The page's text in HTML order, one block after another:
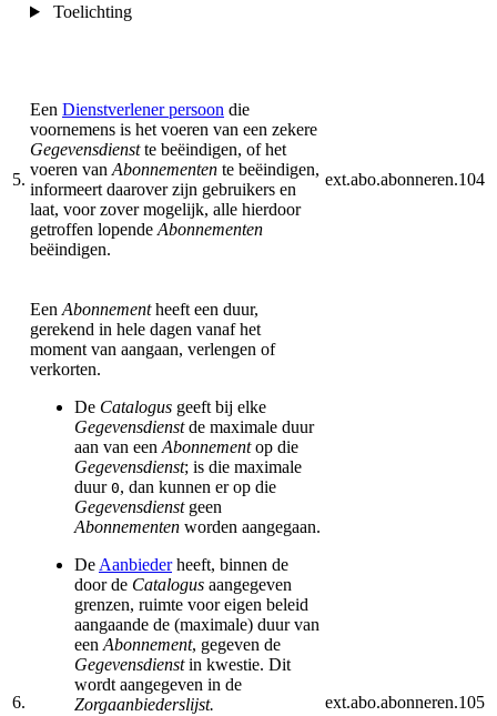
Toelichting
5.
Een Dienstverlener persoon die
voornemens is het voeren van een zekere
Gegevensdienstte beëindigen, of het
voeren van Abonnementen te beëindigen,
informeert daarover zijn gebruikers en
laat, voor zover mogelijk, alle hierdoor
getroffen lopende Abonnementen
beëindigen.
ext.abo.abonneren.104
6.
Een Abonnementheeft een duur,
gerekend in hele dagen vanaf het
moment van aangaan, verlengen of
verkorten.
De Catalogus geeft bij elke
Gegevensdienstde maximale duur
aan van een Abonnementop die
Gegevensdienst; is die maximale
duur 0, dan kunnen er op die
Gegevensdienstgeen
Abonnementen worden aangegaan.
De Aanbiederheeft, binnen de
door de Catalogus aangegeven
grenzen, ruimte voor eigen beleid
aangaande de (maximale) duur van
een Abonnement, gegeven de
Gegevensdienstin kwestie. Dit
wordt aangegeven in de
Zorgaanbiederslijst.
ext.abo.abonneren.105